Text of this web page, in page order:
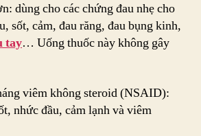
dùng cho các chứng đau nhẹ cho
sốt, cảm, đau răng, đau bụng kinh,
tay… Uống thuốc này không gây
viêm không steroid (NSAID):
nhức đầu, cảm lạnh và viêm